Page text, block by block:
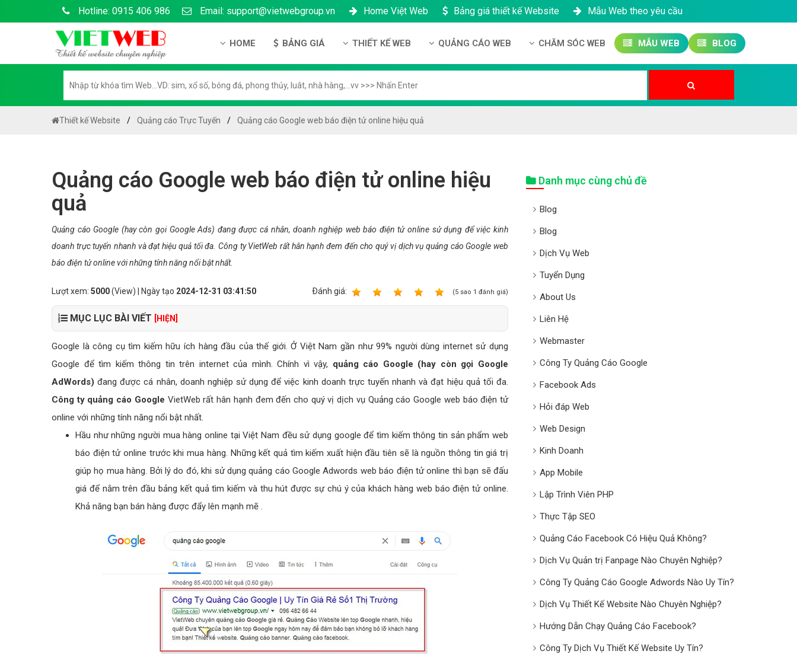
Hotline: 0915 406 986 Email: support@vietwebgroup.vn Home Việt Web Bảng giá thiết kế Website Mẫu Web theo yêu cầu
HOME
Hướng dẫn thanh toán
Chính sách bảo hành & bảo trì
Chính sách đại lý
BẢNG GIÁ
Bảng giá thiết kế App Android & IOS
Bảng giá thuê VPS
Bảng giá SSL - HTTTS
Bảng giá Email theo tên miền
Bảng giá quảng cáo Facebook
Bảng giá quản trị Website
Bảng giá quản trị Fanpage Facebook
THIẾT KẾ WEB
Thiết kế App
QUẢNG CÁO WEB CHĂM SÓC WEB MẪU WEB BLOG
Thiết kế Website Quảng cáo Trực Tuyến Quảng cáo Google web báo điện tử online hiệu quả
Quảng cáo Google web báo điện tử online hiệu
quả
Quảng cáo Google (hay còn gọi Google Ads) đang được cá nhân, doanh nghiệp web báo điện tử online sử dụng để việc kinh
doanh trực tuyến nhanh và đạt hiệu quả tối đa. Công ty VietWeb rất hân hạnh đem đến cho quý vị dịch vụ quảng cáo Google web
báo điện tử online với những tính năng nổi bật nhất.
Lượt xem: 5000(View) | Ngày tạo 2024-12-31 03:41:50 Ðánh giá: (5 sao 1 đánh giá)
MỤC LỤC BÀI VIẾT [HIỆN]
Google là công cụ tìm kiếm hữu ích hàng đầu của thế giới. Ở Việt Nam gần như 99% người dùng internet sử dụng
Google để tìm kiếm thông tin trên internet của mình. Chính vì vậy, quảng cáo Google (hay còn gọi Google
AdWords) đang được cá nhân, doanh nghiệp sử dụng để việc kinh doanh trực tuyến nhanh và đạt hiệu quả tối đa.
Công ty quảng cáo Google VietWeb rất hân hạnh đem đến cho quý vị dịch vụ Quảng cáo Google web báo điện tử
online với những tính năng nổi bật nhất.
Hầu như những người mua hàng online tại Việt Nam đều sử dụng google để tìm kiếm thông tin sản phẩm web
báo điện tử online trước khi mua hàng. Những kết quả tìm kiếm xuất hiện đầu tiên sẽ là nguồn thông tin giá trị
giúp họ mua hàng. Bởi lý do đó, khi sử dụng quảng cáo Google Adwords web báo điện tử online thì bạn sẽ đấu
giá để nằm trên đầu bảng kết quả tìm kiếm và thu hút được sự chú ý của khách hàng web báo điện tử online.
Khả năng bạn bán hàng được đẩy lên mạnh mẽ .
Danh mục cùng chủ đề
Blog
Blog
Dịch Vụ Web
Tuyển Dụng
About Us
Liên Hệ
Webmaster
Công Ty Quảng Cáo Google
Facebook Ads
Hỏi đáp Web
Web Design
Kinh Doanh
App Mobile
Lập Trình Viên PHP
Thực Tập SEO
Quảng Cáo Facebook Có Hiệu Quả Không?
Dịch Vụ Quản trị Fanpage Nào Chuyên Nghiệp?
Công Ty Quảng Cáo Google Adwords Nào Uy Tín?
Dịch Vụ Thiết Kế Website Nào Chuyên Nghiệp?
Hướng Dẫn Chạy Quảng Cáo Facebook?
Công Ty Dịch Vụ Thiết Kế Website Uy Tín?